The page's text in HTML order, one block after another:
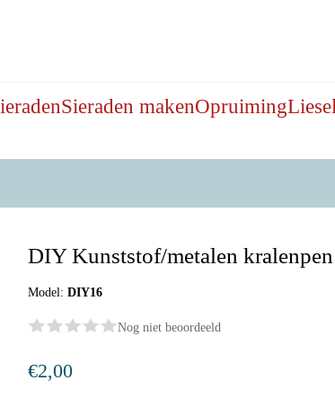
Sieraden makenOpruiming
DIY Kunststof/metalen
Model:DIY16
Nog niet beoordeeld
€2,00